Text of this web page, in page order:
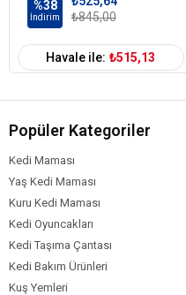
%38
İndirim
₺845,00
Havale ile: ₺515,13
Popüler Kategoriler
Kedi Maması
Yaş Kedi Maması
Kuru Kedi Maması
Kedi Oyuncakları
Kedi Taşıma Çantası
Kedi Bakım Ürünleri
Kuş Yemleri